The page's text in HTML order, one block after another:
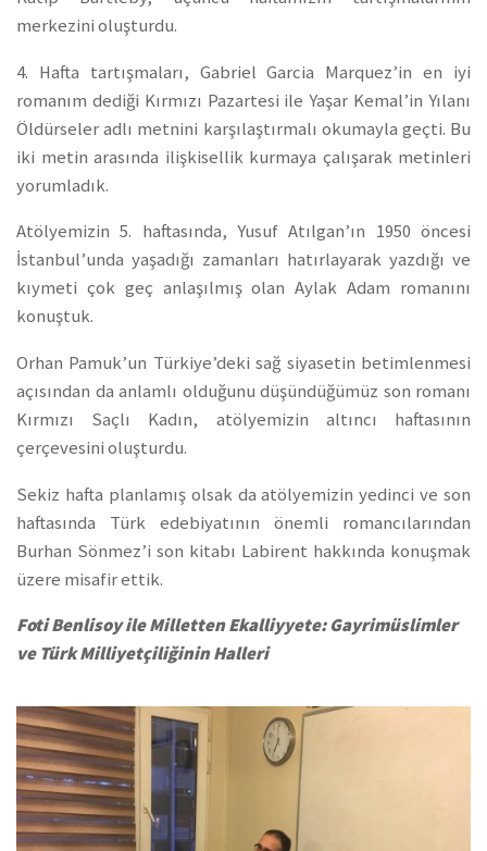
merkezini oluşturdu.
4. Hafta tartışmaları, Gabriel Garcia Marquez’in en iyi
romanım dediği Kırmızı Pazartesi ile Yaşar Kemal’in Yılanı
Öldürseler adlı metnini karşılaştırmalı okumayla geçti. Bu
iki metin arasında ilişkisellik kurmaya çalışarak metinleri
yorumladık.
Atölyemizin 5. haftasında, Yusuf Atılgan’ın 1950 öncesi
İstanbul’unda yaşadığı zamanları hatırlayarak yazdığı ve
kıymeti çok geç anlaşılmış olan Aylak Adam romanını
konuştuk.
Orhan Pamuk’un Türkiye’deki sağ siyasetin betimlenmesi
açısından da anlamlı olduğunu düşündüğümüz son romanı
Kırmızı Saçlı Kadın, atölyemizin altıncı haftasının
çerçevesini oluşturdu.
Sekiz hafta planlamış olsak da atölyemizin yedinci ve son
haftasında Türk edebiyatının önemli romancılarından
Burhan Sönmez’i son kitabı Labirent hakkında konuşmak
üzere misafir ettik.
Foti Benlisoy ile Milletten Ekalliyyete: Gayrimüslimler
ve Türk Milliyetçiliğinin Halleri